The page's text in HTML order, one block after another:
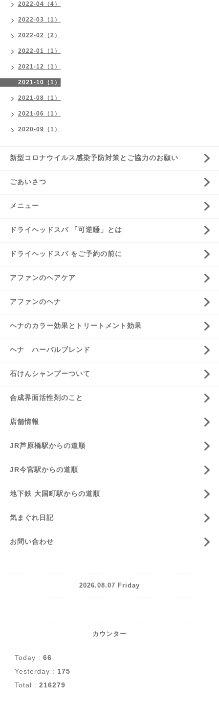
2022-04（4）
2022-03（1）
2022-02（2）
2022-01（1）
2021-12（1）
2021-10（1）
2021-08（1）
2021-06（1）
2020-09（1）
新型コロナウイルス感染予防対策とご協力のお願い
ごあいさつ
メニュー
ドライヘッドスパ 「可逆睡」とは
ドライヘッドスパ をご予約の前に
アファンのヘアケア
アファンのヘナ
ヘナのカラー効果とトリートメント効果
ヘナ ハーバルブレンド
石けんシャンプーついて
合成界面活性剤のこと
店舗情報
JR芦原橋駅からの道順
JR今宮駅からの道順
地下鉄 大国町駅からの道順
気まぐれ日記
お問い合わせ
2026.08.07 Friday
カウンター
Today : 66
Yesterday : 175
Total : 216279